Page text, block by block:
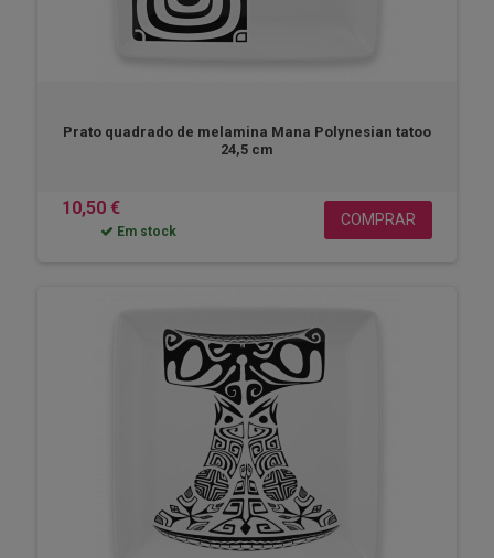
Prato quadrado de melamina Mana Polynesian tatoo
24,5 cm
10,50 €
Em stock
COMPRAR